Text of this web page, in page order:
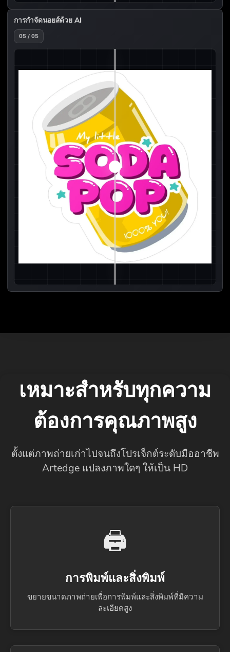
การกำจัดนอยส์ด้วย AI
05 / 05
เหมาะสำหรับทุกความ
ต้องการคุณภาพสูง
ตั้งแต่ภาพถ่ายเก่าไปจนถึงโปรเจ็กต์ระดับมืออาชีพ
Artedge แปลงภาพใดๆ ให้เป็น HD
🖨️
การพิมพ์และสิ่งพิมพ์
ขยายขนาดภาพถ่ายเพื่อการพิมพ์และสิ่งพิมพ์ที่มีความ
ละเอียดสูง